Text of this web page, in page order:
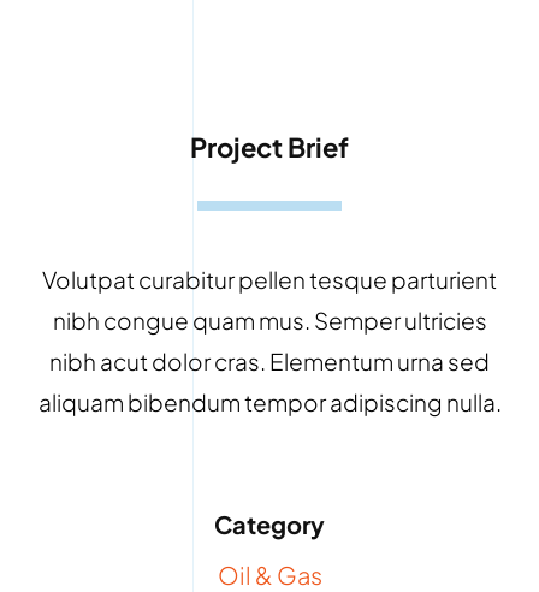
Project Brief
Volutpat curabitur pellen tesque parturient
nibh congue quam mus. Semper ultricies
nibh acut dolor cras. Elementum urna sed
aliquam bibendum tempor adipiscing nulla.
Category
Oil & Gas